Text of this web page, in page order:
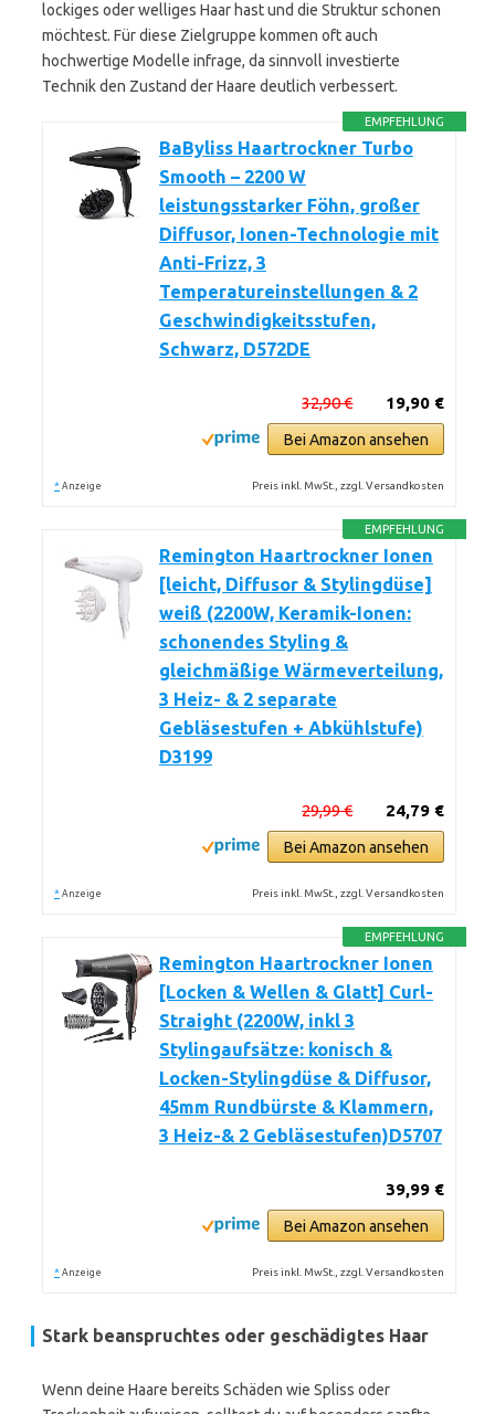
lockiges oder welliges Haar hast und die Struktur schonen
möchtest. Für diese Zielgruppe kommen oft auch
hochwertige Modelle infrage, da sinnvoll investierte
Technik den Zustand der Haare deutlich verbessert.
EMPFEHLUNG
BaByliss Haartrockner Turbo
Smooth – 2200 W
leistungsstarker Föhn, großer
Diffusor, Ionen-Technologie mit
Anti-Frizz, 3
Temperatureinstellungen & 2
Geschwindigkeitsstufen,
Schwarz, D572DE
19,90 €
32,90 €
Bei Amazon ansehen
* Anzeige Preis inkl. MwSt., zzgl. Versandkosten
EMPFEHLUNG
Remington Haartrockner Ionen
[leicht, Diffusor & Stylingdüse]
weiß (2200W, Keramik-Ionen:
schonendes Styling &
gleichmäßige Wärmeverteilung,
3 Heiz- & 2 separate
Gebläsestufen + Abkühlstufe)
D3199
24,79 €
29,99 €
Bei Amazon ansehen
* Anzeige Preis inkl. MwSt., zzgl. Versandkosten
EMPFEHLUNG
Remington Haartrockner Ionen
[Locken & Wellen & Glatt] Curl-
Straight (2200W, inkl 3
Stylingaufsätze: konisch &
Locken-Stylingdüse & Diffusor,
45mm Rundbürste & Klammern,
3 Heiz-& 2 Gebläsestufen)D5707
39,99 €
Bei Amazon ansehen
* Anzeige Preis inkl. MwSt., zzgl. Versandkosten
Stark beanspruchtes oder geschädigtes Haar
Wenn deine Haare bereits Schäden wie Spliss oder